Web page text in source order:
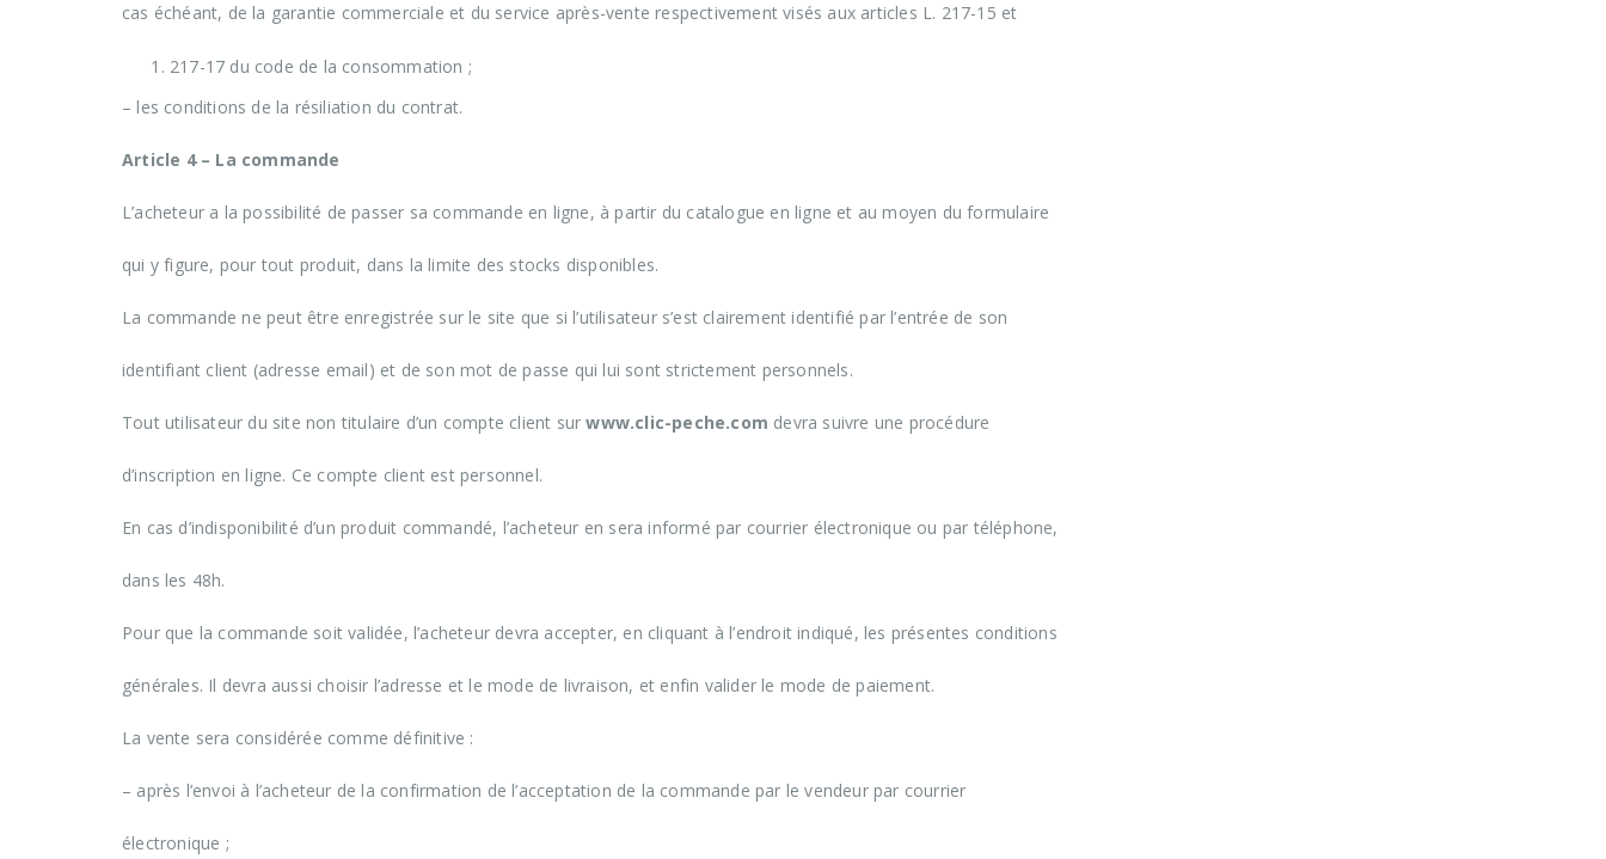
cas échéant, de la garantie commerciale et du service après-vente respectivement visés aux articles L. 217-15 et
217-17 du code de la consommation ;
– les conditions de la résiliation du contrat.
Article 4 – La commande
L’acheteur a la possibilité de passer sa commande en ligne, à partir du catalogue en ligne et au moyen du formulaire
qui y figure, pour tout produit, dans la limite des stocks disponibles.
La commande ne peut être enregistrée sur le site que si l’utilisateur s’est clairement identifié par l’entrée de son
identifiant client (adresse email) et de son mot de passe qui lui sont strictement personnels.
Tout utilisateur du site non titulaire d’un compte client surwww.clic-peche.com devra suivre une procédure
d’inscription en ligne. Ce compte client est personnel.
En cas d’indisponibilité d’un produit commandé, l’acheteur en sera informé par courrier électronique ou par téléphone,
dans les 48h.
Pour que la commande soit validée, l’acheteur devra accepter, en cliquant à l’endroit indiqué, les présentes conditions
générales. Il devra aussi choisir l’adresse et le mode de livraison, et enfin valider le mode de paiement.
La vente sera considérée comme définitive :
– après l’envoi à l’acheteur de la confirmation de l’acceptation de la commande par le vendeur par courrier
électronique ;